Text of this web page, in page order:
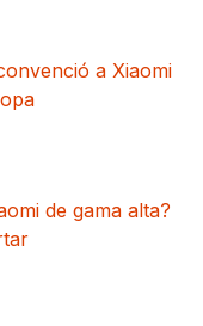
a Xiaomi
de gama alta?